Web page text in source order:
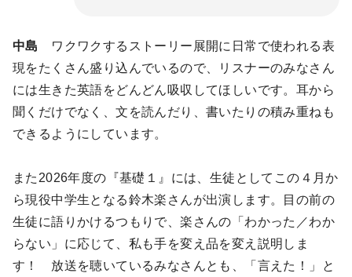
中島
ワクワクするストーリー展開に日常で使われる表
現をたくさん盛り込んでいるので、リスナーのみなさん
には生きた英語をどんどん吸収してほしいです。耳から
聞くだけでなく、文を読んだり、書いたりの積み重ねも
できるようにしています。
また2026年度の『基礎１』には、生徒としてこの４月か
ら現役中学生となる鈴木楽さんが出演します。目の前の
生徒に語りかけるつもりで、楽さんの「わかった／わか
らない」に応じて、私も手を変え品を変え説明しま
す！ 放送を聴いているみなさんとも、「言えた！」と